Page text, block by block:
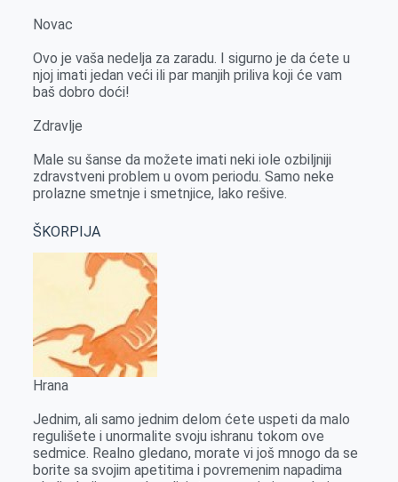
Novac
Ovo je vaša nedelja za zaradu. I sigurno je da ćete u
njoj imati jedan veći ili par manjih priliva koji će vam
baš dobro doći!
Zdravlje
Male su šanse da možete imati neki iole ozbiljniji
zdravstveni problem u ovom periodu. Samo neke
prolazne smetnje i smetnjice, lako rešive.
ŠKORPIJA
Hrana
Jednim, ali samo jednim delom ćete uspeti da malo
regulišete i unormalite svoju ishranu tokom ove
sedmice. Realno gledano, morate vi još mnogo da se
borite sa svojim apetitima i povremenim napadima